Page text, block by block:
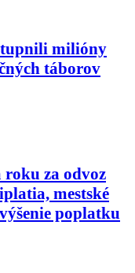
milióny
táborov
za odvoz
mestské
poplatku